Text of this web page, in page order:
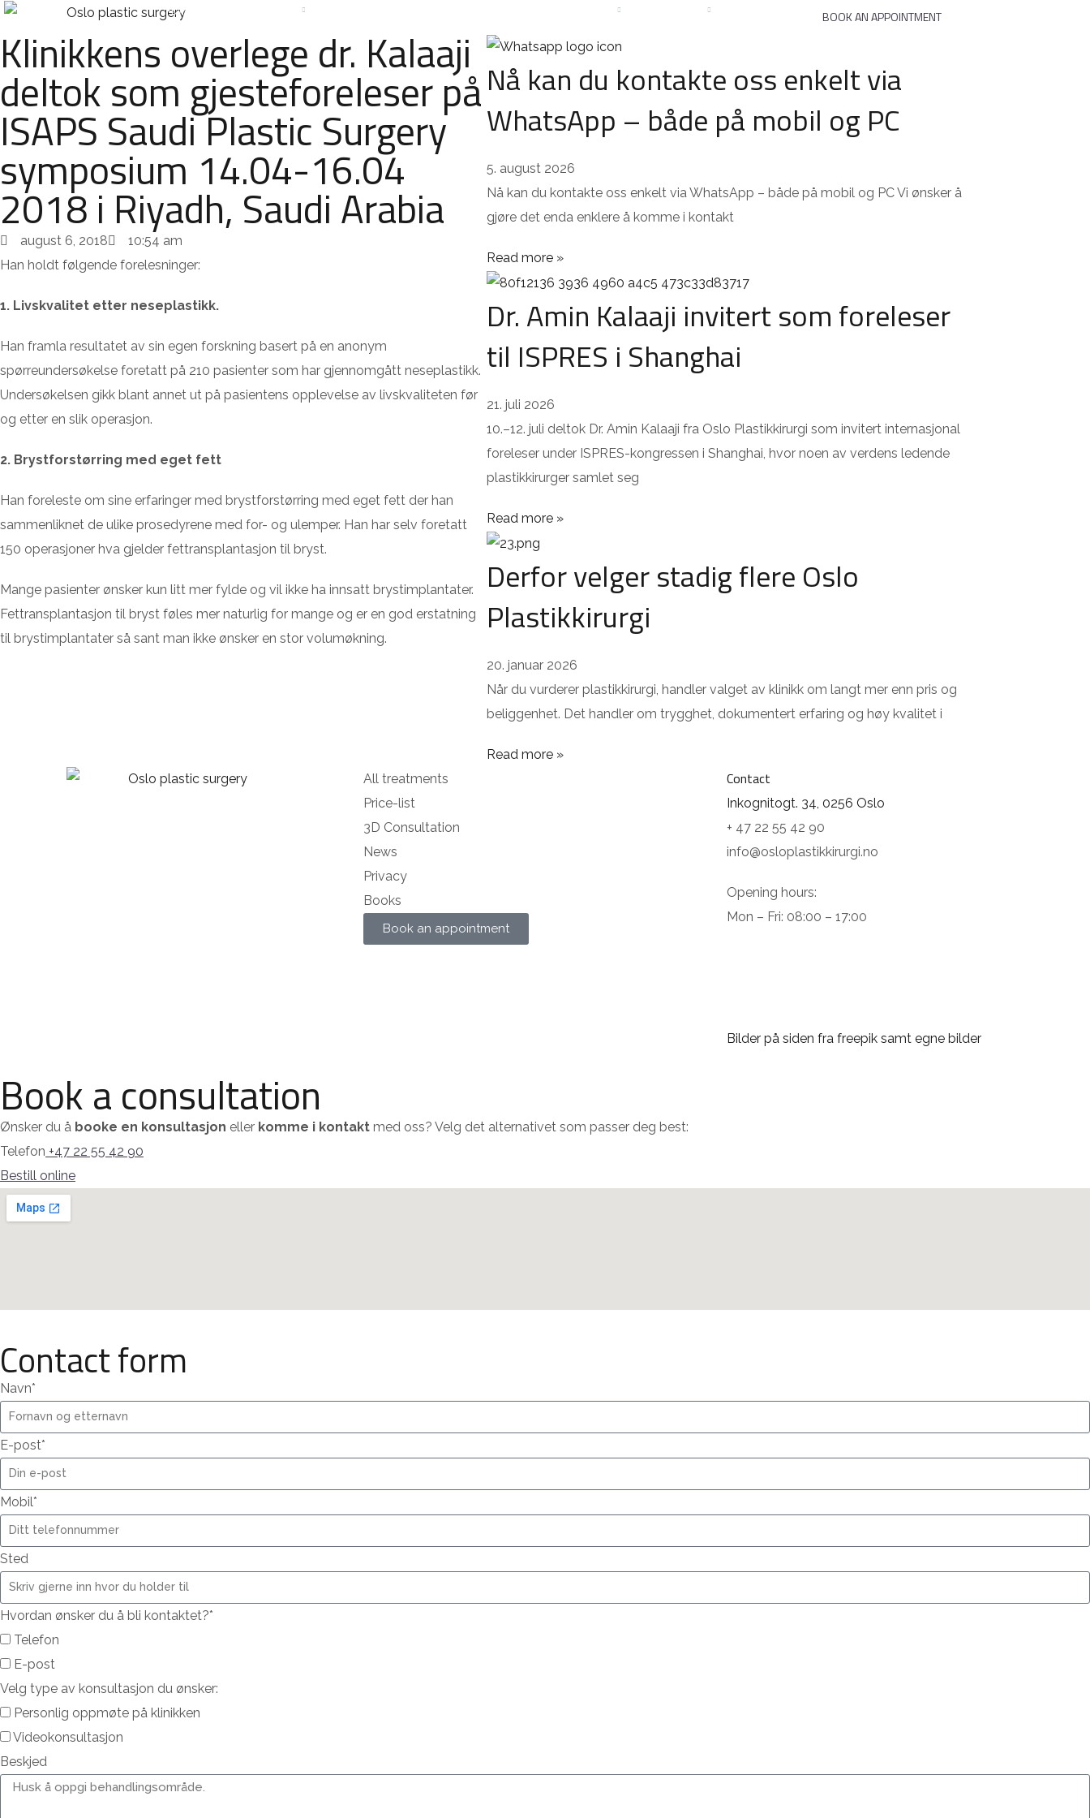
HOME BOOK AN APPOINTMENT
Klinikkens overlege dr. Kalaaji
deltok som gjesteforeleser på
ISAPS Saudi Plastic Surgery
symposium 14.04-16.04
2018 i Riyadh, Saudi Arabia
august 6, 2018
10:54 am
Han holdt følgende forelesninger:
1. Livskvalitet etter neseplastikk.
Han framla resultatet av sin egen forskning basert på en anonym
spørreundersøkelse foretatt på 210 pasienter som har gjennomgått neseplastikk.
Undersøkelsen gikk blant annet ut på pasientens opplevelse av livskvaliteten før
og etter en slik operasjon.
2. Brystforstørring med eget fett
Han foreleste om sine erfaringer med brystforstørring med eget fett der han
sammenliknet de ulike prosedyrene med for- og ulemper. Han har selv foretatt
150 operasjoner hva gjelder fettransplantasjon til bryst.
Mange pasienter ønsker kun litt mer fylde og vil ikke ha innsatt brystimplantater.
Fettransplantasjon til bryst føles mer naturlig for mange og er en god erstatning
til brystimplantater så sant man ikke ønsker en stor volumøkning.
Nå kan du kontakte oss enkelt via
WhatsApp – både på mobil og PC
5. august 2026
Nå kan du kontakte oss enkelt via WhatsApp – både på mobil og PC Vi ønsker å
gjøre det enda enklere å komme i kontakt
Read more »
Dr. Amin Kalaaji invitert som foreleser
til ISPRES i Shanghai
21. juli 2026
10.–12. juli deltok Dr. Amin Kalaaji fra Oslo Plastikkirurgi som invitert internasjonal
foreleser under ISPRES-kongressen i Shanghai, hvor noen av verdens ledende
plastikkirurger samlet seg
Read more »
Derfor velger stadig flere Oslo
Plastikkirurgi
20. januar 2026
Når du vurderer plastikkirurgi, handler valget av klinikk om langt mer enn pris og
beliggenhet. Det handler om trygghet, dokumentert erfaring og høy kvalitet i
Read more »
All treatments
Price-list
3D Consultation
News
Privacy
Books
Book an appointment
Contact
Inkognitogt. 34, 0256 Oslo
+ 47 22 55 42 90
info@osloplastikkirurgi.no
Opening hours:
Mon – Fri: 08:00 – 17:00
Bilder på siden fra freepik samt egne bilder
Book a consultation
Ønsker du å booke en konsultasjon eller komme i kontakt med oss? Velg det alternativet som passer deg best:
Telefon +47 22 55 42 90
Bestill online
Contact form
Navn*
E-post*
Mobil*
Sted
Hvordan ønsker du å bli kontaktet?*
Telefon
E-post
Velg type av konsultasjon du ønsker:
Personlig oppmøte på klinikken
Videokonsultasjon
Beskjed